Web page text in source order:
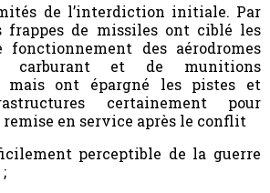
de l’interdiction initiale. Par
frappes de missiles ont ciblé les
fonctionnement des aérodromes
carburant et de munitions
mais ont épargné les pistes et
certainement pour
en service après le conflit
perceptible de la guerre